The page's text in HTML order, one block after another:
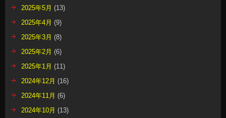
2025年5月 (13)
2025年4月 (9)
2025年3月 (8)
2025年2月 (6)
2025年1月 (11)
2024年12月 (16)
2024年11月 (6)
2024年10月 (13)